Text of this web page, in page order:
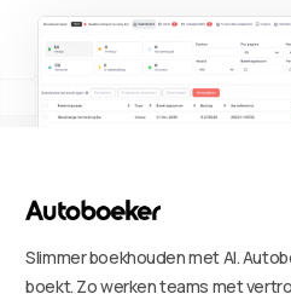
Slimmer boekhouden met AI.
boekt. Zo werken teams met